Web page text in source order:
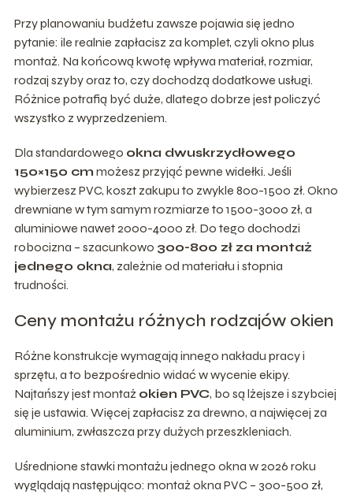
Przy planowaniu budżetu zawsze pojawia się jedno
pytanie: ile realnie zapłacisz za komplet, czyli okno plus
montaż. Na końcową kwotę wpływa materiał, rozmiar,
rodzaj szyby oraz to, czy dochodzą dodatkowe usługi.
Różnice potrafią być duże, dlatego dobrze jest policzyć
wszystko z wyprzedzeniem.
Dla standardowego okna dwuskrzydłowego
150×150 cm możesz przyjąć pewne widełki. Jeśli
wybierzesz PVC, koszt zakupu to zwykle 800-1500 zł. Okno
drewniane w tym samym rozmiarze to 1500-3000 zł, a
aluminiowe nawet 2000-4000 zł. Do tego dochodzi
robocizna – szacunkowo 300-800 zł za montaż
jednego okna, zależnie od materiału i stopnia
trudności.
Ceny montażu różnych rodzajów okien
Różne konstrukcje wymagają innego nakładu pracy i
sprzętu, a to bezpośrednio widać w wycenie ekipy.
Najtańszy jest montaż okien PVC, bo są lżejsze i szybciej
się je ustawia. Więcej zapłacisz za drewno, a najwięcej za
aluminium, zwłaszcza przy dużych przeszkleniach.
Uśrednione stawki montażu jednego okna w 2026 roku
wyglądają następująco: montaż okna PVC – 300-500 zł,